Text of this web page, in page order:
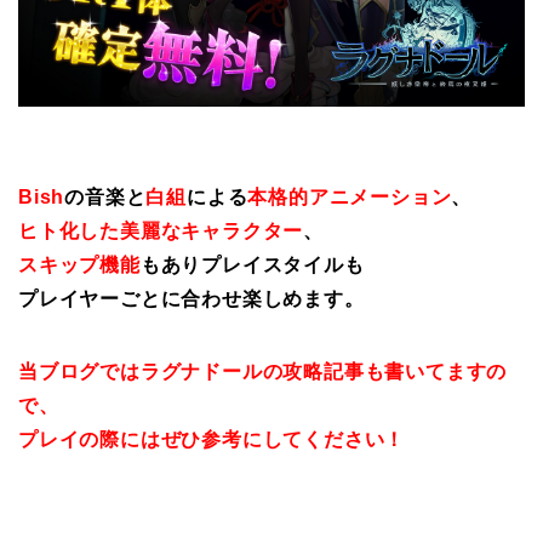
Bishの音楽と白組 による本格的アニメーション、
ヒト化した美麗なキャラクター、
スキップ機能もありプレイスタイルも
プレイヤーごとに合わせ楽しめます。
当ブログではラグナドールの攻略記事も書いてますの
で、
プレイの際にはぜひ参考にしてください！